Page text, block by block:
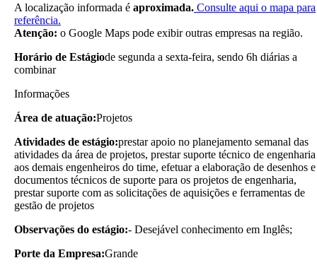
A localização informada é aproximada. Consulte aqui o mapa para
referência.
Atenção: o Google Maps pode exibir outras empresas na região.
Horário de Estágiode segunda a sexta-feira, sendo 6h diárias a
combinar
Informações
Área de atuação:Projetos
Atividades de estágio:prestar apoio no planejamento semanal das
atividades da área de projetos, prestar suporte técnico de engenharia
aos demais engenheiros do time, efetuar a elaboração de desenhos e
documentos técnicos de suporte para os projetos de engenharia,
prestar suporte com as solicitações de aquisições e ferramentas de
gestão de projetos
Observações do estágio:- Desejável conhecimento em Inglês;
Porte da Empresa:Grande